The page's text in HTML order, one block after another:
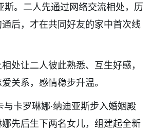
斯。二人先通过网络交流相处，历
后，才在共同好友的家中首次线
处让二人彼此熟悉、互生好感，
关系，感情稳步升温。
卡罗琳娜·纳迪亚斯步入婚姻殿
先后生下两名女儿，组建起全新